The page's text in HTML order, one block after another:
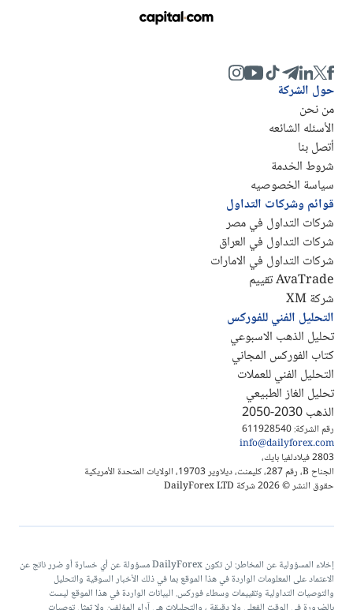
رقم الشركة: 611928540
info@dailyforex.com
2803 فيلادلفيا بايك،
الجناح B، رقم 287، كليمنت، ديلاوير 19703، الولايات المتحدة الأمريكية
حقوق النشر © 2026 شركة DailyForex LTD
حول الشركة
من نحن
الأسئله الشائعه
أتصل بنا
شروط الخدمة
سياسة الخصوصيه
قوائم وشركات التداول
شركات التداول في مصر
شركات التداول في العراق
شركات التداول في الامارات
AvaTrade تقييم
شركة XM
التحليل الفني للفوركس
تحليل الذهب الاسبوعي
كتاب الفوركس المجاني
التحليل الفني للعملات
تحليل الغاز الطبيعي
الذهب 2030-2050
إخلاء المسؤولية عن المخاطر: لن تكون DailyForex مسؤولة عن أي خسارة أو ضرر ناتج عن
الاعتماد على المعلومات الواردة في هذا الموقع بما في ذلك الأخبار السوقية والتحليل
والتوصيات التداولية وتقييمات وسطاء فوركس. البيانات الواردة في هذا الموقع ليست